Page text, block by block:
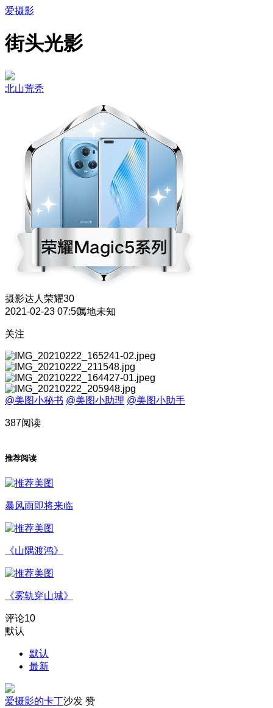
爱摄影
街头光影
北山荒秃
摄影达人 荣耀30
2021-02-23 07:50属地未知
关注
@美图小秘书 @美图小助理 @美图小助手
387阅读
推荐阅读
暴风雨即将来临
《山隅渡鸿》
《雾轨穿山城》
评论10
默认
默认
最新
爱摄影的卡丁沙发 赞